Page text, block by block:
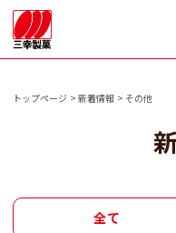
トップページ 新着情報 その他
全て